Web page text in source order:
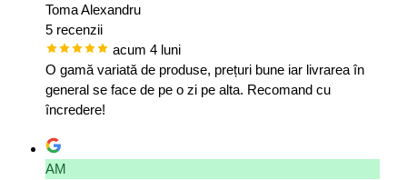
Toma Alexandru
5 recenzii
acum 4 luni
O gamă variată de produse, prețuri bune iar livrarea în
general se face de pe o zi pe alta. Recomand cu
încredere!
AM